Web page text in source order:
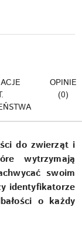
OPINIE
(0)
do zwierząt i
wytrzymają
swoim
identyfikatorze
o każdy